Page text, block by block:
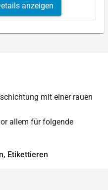
anzeigen
mit einer rauen
allem für folgende
Etikettieren